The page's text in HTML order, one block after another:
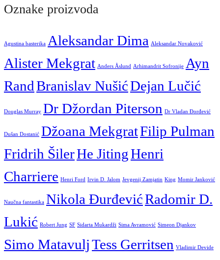
Oznake proizvoda
Agustina basterika Aleksandar Dima Aleksandar Novaković
Alister Mekgrat Anders Åslund Arhimandrit Sofronije Ayn
RandBranislav NušićDejan Lučić
Douglas Murray Dr Džordan Piterson Dr Vladan Đorđević
Dušan Dostanić Džoana MekgratFilip Pulman
Fridrih ŠilerHe JitingHenri
Charriere Henri Ford Irvin D. Jalom Jevgenij Zamjatin King Momir Janković
Naučna fantastika Nikola ĐurđevićRadomir D.
Lukić Robert Jung SF Sidarta Mukardži Sima Avramović Simeon Djankov
Simo MatavuljTess Gerritsen Vladimir Devide